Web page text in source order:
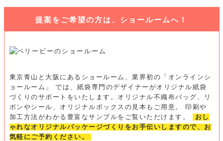
提案をご希望の方は、ショールームへ！
東京青山と大阪にあるショールーム、業界初の「オンラインシ
ョールーム」 では、紙袋専門のデザイナーがオリジナル紙袋
づくりのサポートをいたします。オリジナル不織布バッグ、リ
ボンやシール、オリジナルボックスの見本もご用意。
印刷や
加工方法がわかる豊富なサンプルをご覧いただけます。
おし
ゃれなオリジナルパッケージづくりをお手伝いしますので、お
気軽にご予約ください。